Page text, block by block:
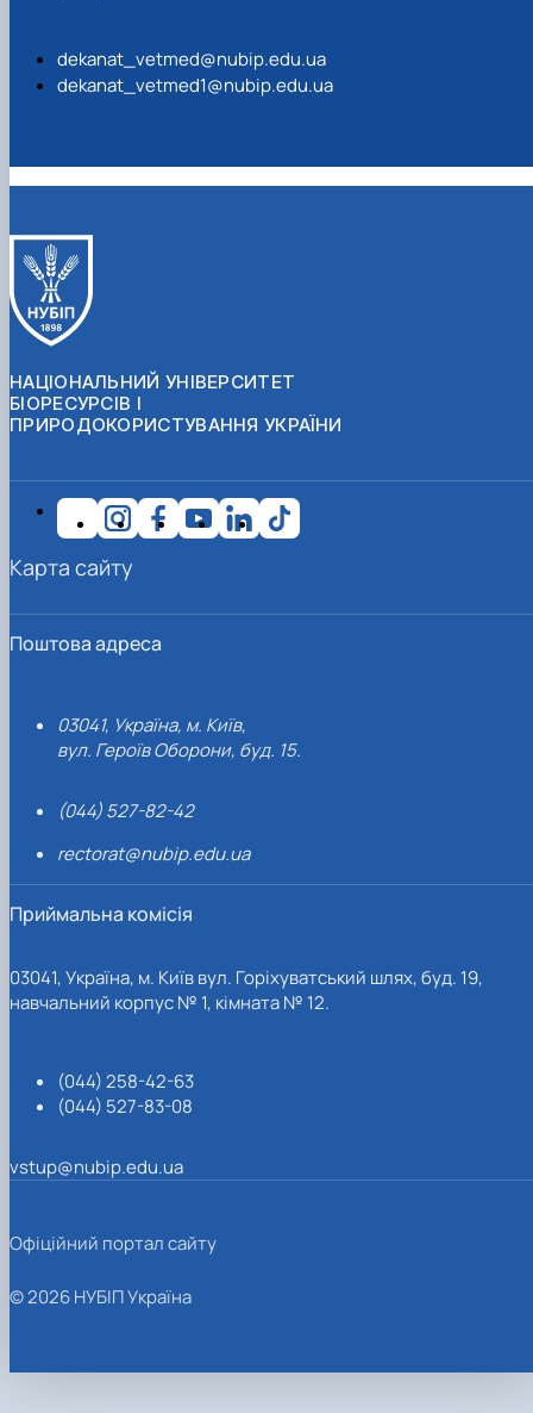
dekanat_vetmed@nubip.edu.ua
dekanat_vetmed1@nubip.edu.ua
НАЦІОНАЛЬНИЙ УНІВЕРСИТЕТ
БІОРЕСУРСІВ І
ПРИРОДОКОРИСТУВАННЯ УКРАЇНИ
Поштова адреса
03041, Україна, м. Київ,
вул. Героїв Оборони, буд. 15.
(044) 527-82-42
rectorat@nubip.edu.ua
Приймальна комісія
03041, Україна, м. Київ вул. Горіхуватський шлях, буд. 19,
навчальний корпус № 1, кімната № 12.
(044) 258-42-63
(044) 527-83-08
vstup@nubip.edu.ua
Карта сайту
Офіційний портал сайту
© 2026 НУБІП Україна